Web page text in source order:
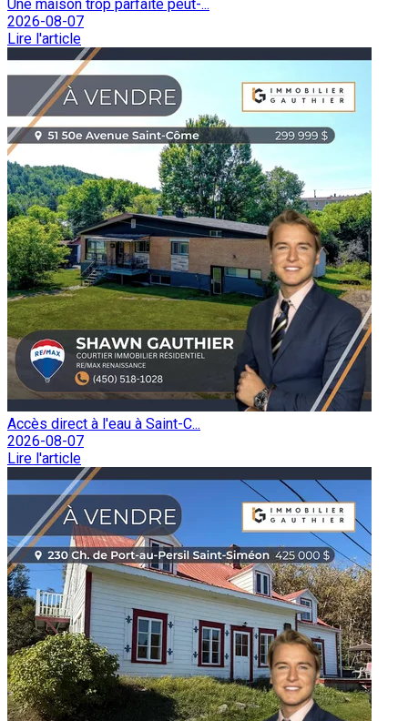
Une maison trop parfaite peut-...
2026-08-07
Lire l'article
Accès direct à l'eau à Saint-C...
2026-08-07
Lire l'article